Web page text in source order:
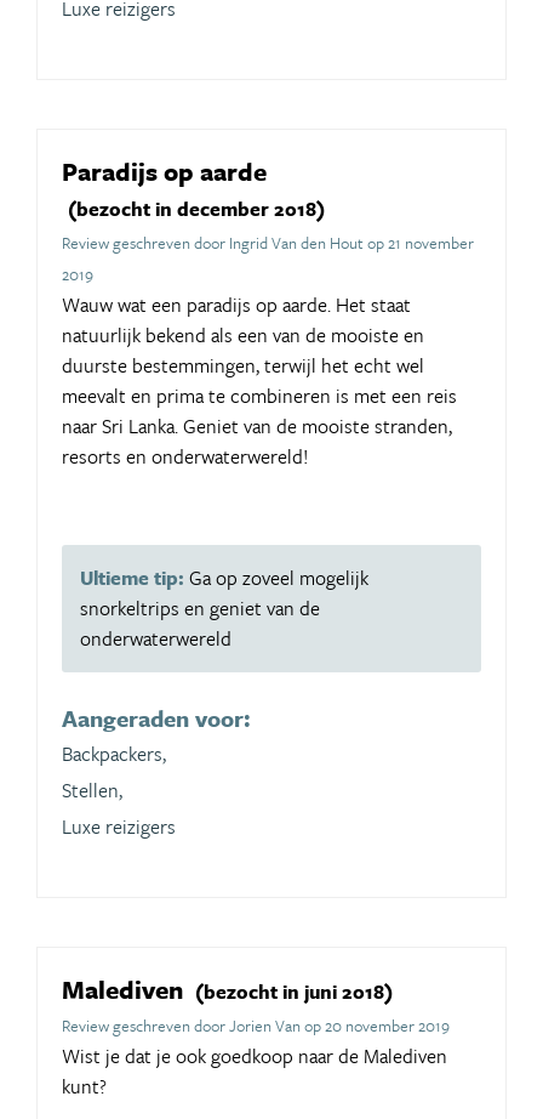
Luxe reizigers
Paradijs op aarde
(bezocht in december 2018)
Review geschreven door Ingrid Van den Hout op 21 november
2019
Wauw wat een paradijs op aarde. Het staat
natuurlijk bekend als een van de mooiste en
duurste bestemmingen, terwijl het echt wel
meevalt en prima te combineren is met een reis
naar Sri Lanka. Geniet van de mooiste stranden,
resorts en onderwaterwereld!
Ultieme tip: Ga op zoveel mogelijk
snorkeltrips en geniet van de
onderwaterwereld
Aangeraden voor:
Backpackers,
Stellen,
Luxe reizigers
Malediven (bezocht in juni 2018)
Review geschreven door Jorien Van op 20 november 2019
Wist je dat je ook goedkoop naar de Malediven
kunt?